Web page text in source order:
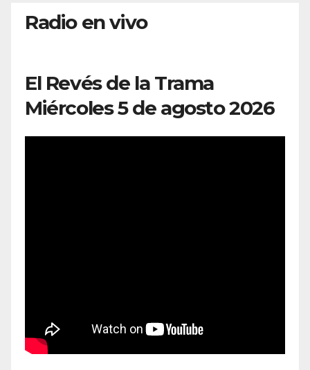
Radio en vivo
El Revés de la Trama
Miércoles 5 de agosto 2026